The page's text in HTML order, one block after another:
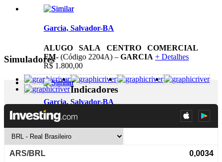
Garcia, Salvador-BA
ALUGO SALA CENTRO COMERCIAL
FM- (Código 2204A) – GARCIA + Detalhes
R$ 1.800,00
Garcia, Salvador-BA
ALUGO LOJA CENTRO COMERCIAL
FM-(Código 2201A) –GARCIA + Detalhes
R$ 4.800,00
Simuladores
Indicadores